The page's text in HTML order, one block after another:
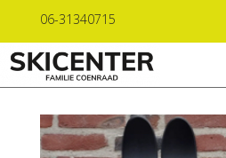
06-31340715